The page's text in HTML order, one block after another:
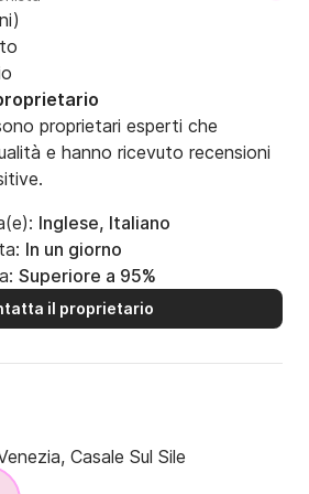
)
proprietari esperti che
e hanno ricevuto recensioni
Inglese, Italiano
In un giorno
Superiore a 95%
il proprietario
Casale Sul Sile